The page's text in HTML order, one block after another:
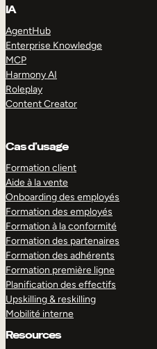
IA
AgentHub
Enterprise Knowledge
MCP
Harmony AI
Roleplay
Content Creator
Cas d’usage
Formation client
Aide à la vente
Onboarding des employés
Formation des employés
Formation à la conformité
Formation des partenaires
Formation des adhérents
Formation première ligne
Planification des effectifs
Upskilling & reskilling
Mobilité interne
Resources